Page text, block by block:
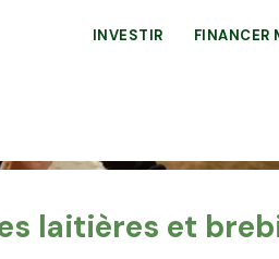
INVESTIR FINANCER
laitières et